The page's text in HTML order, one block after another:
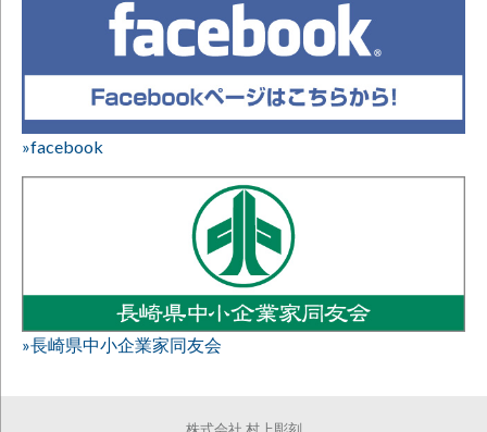
»facebook
»長崎県中小企業家同友会